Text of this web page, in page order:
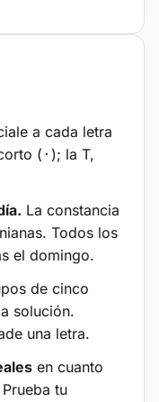
a cada letra
( · ); la T,
La constancia
Todos los
el domingo.
de cinco
solución.
una letra.
en cuanto
tu